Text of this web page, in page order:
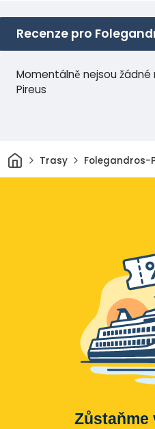
Recenze pro
Momentálně nejsou
Pireus
Domov
Trasy Folegandros-
Zůstaňme